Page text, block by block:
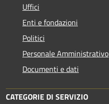
Uffici
Enti e fondazioni
Politici
Personale Amministrativo
Documenti e dati
CATEGORIE DI SERVIZIO